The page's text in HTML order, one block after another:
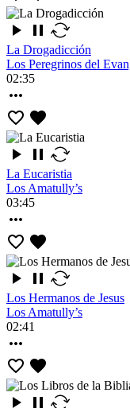
La Drogadicción
Los Peregrinos del
02:35
La Eucaristia
Los Amatully’s
03:45
Los Hermanos de Jesus
Los Amatully’s
02:41